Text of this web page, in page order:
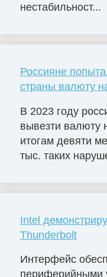
нестабильност...
Россияне
страны валюту
В 2023 году
вывезти валюту
итогам девяти
тыс. таких
Intel
Thunderbolt
Интерфейс
периферийными